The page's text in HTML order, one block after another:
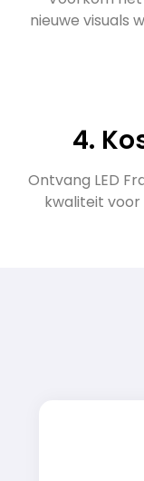
nieuwe visuals
4.
Ontvang LED
kwaliteit voor